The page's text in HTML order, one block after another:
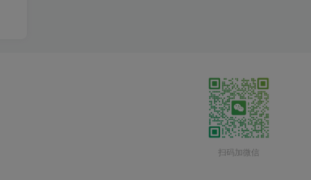
扫码加微信